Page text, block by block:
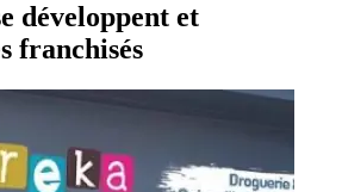
développent et
franchisés